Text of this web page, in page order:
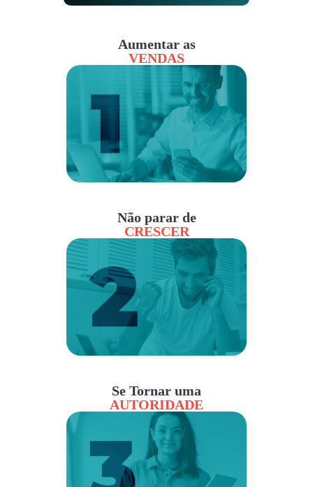
Aumentar as
VENDAS
Não parar de
CRESCER
Se Tornar uma
AUTORIDADE